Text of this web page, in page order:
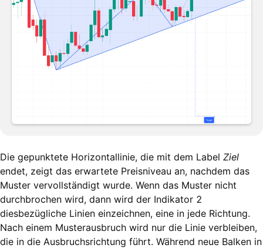
Die gepunktete Horizontallinie, die mit dem Label Ziel
endet, zeigt das erwartete Preisniveau an, nachdem das
Muster vervollständigt wurde. Wenn das Muster nicht
durchbrochen wird, dann wird der Indikator 2
diesbezügliche Linien einzeichnen, eine in jede Richtung.
Nach einem Musterausbruch wird nur die Linie verbleiben,
die in die Ausbruchsrichtung führt. Während neue Balken in